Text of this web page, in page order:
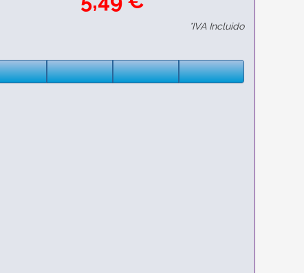
*IVA Incluido